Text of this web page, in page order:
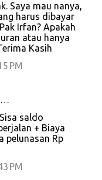
Saya mau nanya,
harus dibayar
Irfan? Apakah
atau hanya
Kasih
PM
saldo
+ Biaya
pelunasan Rp
PM